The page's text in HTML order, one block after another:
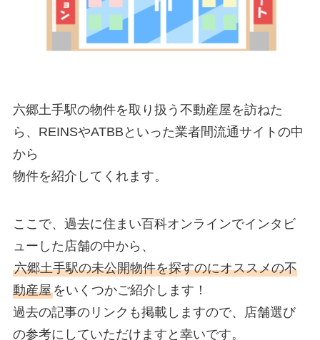
六郷土手駅の物件を取り扱う不動産屋を訪ねた
ら、REINSやATBBといった業者間流通サイトの中
から
物件を紹介してくれます。
ここで、過去に住まい百科オンラインでインタビ
ューした店舗の中から、
六郷土手駅の未公開物件を探すのにオススメの不
動産屋をいくつかご紹介します！
過去の記事のリンクも掲載しますので、店舗選び
の参考にしていただけますと幸いです。